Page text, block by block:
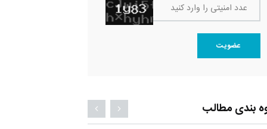
عدد امنیتی را وارد کنید
عضویت
بندی مطالب